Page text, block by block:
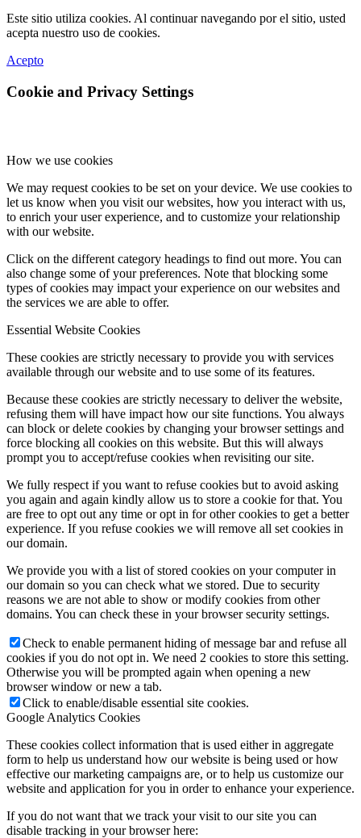
Este sitio utiliza cookies. Al continuar navegando por el sitio, usted
acepta nuestro uso de cookies.
Acepto
Cookie and Privacy Settings
How we use cookies
We may request cookies to be set on your device. We use cookies to
let us know when you visit our websites, how you interact with us,
to enrich your user experience, and to customize your relationship
with our website.
Click on the different category headings to find out more. You can
also change some of your preferences. Note that blocking some
types of cookies may impact your experience on our websites and
the services we are able to offer.
Essential Website Cookies
These cookies are strictly necessary to provide you with services
available through our website and to use some of its features.
Because these cookies are strictly necessary to deliver the website,
refusing them will have impact how our site functions. You always
can block or delete cookies by changing your browser settings and
force blocking all cookies on this website. But this will always
prompt you to accept/refuse cookies when revisiting our site.
We fully respect if you want to refuse cookies but to avoid asking
you again and again kindly allow us to store a cookie for that. You
are free to opt out any time or opt in for other cookies to get a better
experience. If you refuse cookies we will remove all set cookies in
our domain.
We provide you with a list of stored cookies on your computer in
our domain so you can check what we stored. Due to security
reasons we are not able to show or modify cookies from other
domains. You can check these in your browser security settings.
Check to enable permanent hiding of message bar and refuse all
cookies if you do not opt in. We need 2 cookies to store this setting.
Otherwise you will be prompted again when opening a new
browser window or new a tab.
Click to enable/disable essential site cookies.
Google Analytics Cookies
These cookies collect information that is used either in aggregate
form to help us understand how our website is being used or how
effective our marketing campaigns are, or to help us customize our
website and application for you in order to enhance your experience.
If you do not want that we track your visit to our site you can
disable tracking in your browser here: